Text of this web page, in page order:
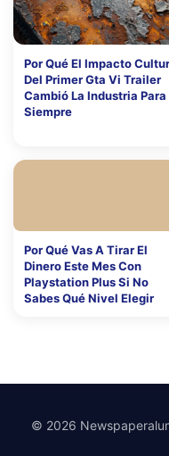
Por Qué El Impacto
Del Primer Gta Vi Trailer
Cambió La Industria Para
Siempre
Por Qué Vas A Tirar El
Dinero Este Mes Con
Playstation Plus Si No
Sabes Qué Nivel Elegir
© 2026